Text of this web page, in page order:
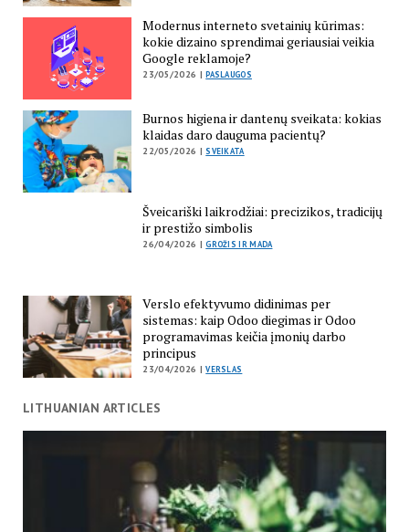
Modernus interneto svetainių kūrimas:
kokie dizaino sprendimai geriausiai veikia
Google reklamoje?
23/05/2026 |PASLAUGOS
Burnos higiena ir dantenų sveikata: kokias
klaidas daro dauguma pacientų?
22/05/2026 |SVEIKATA
Šveicariški laikrodžiai: precizikos, tradicijų
ir prestižo simbolis
26/04/2026 |GROŽIS IR MADA
Verslo efektyvumo didinimas per
sistemas: kaip Odoo diegimas ir Odoo
programavimas keičia įmonių darbo
principus
23/04/2026 |VERSLAS
LITHUANIAN ARTICLES